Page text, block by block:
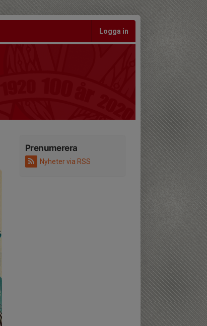
Logga in
Prenumerera
Nyheter via RSS